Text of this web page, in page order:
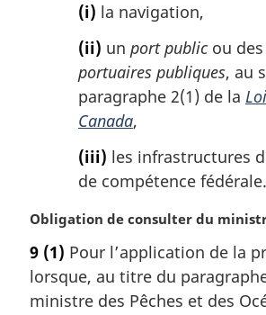
(i) la navigation,
(ii) un port publicou des
portuaires publiques, au
paragraphe 2(1) de la
Canada,
(iii) les infrastructures
de compétence fédérale.
N
t
e
m
Obligation de consulter du
9 (1) Pour l’application de la
lorsque, au titre du
ministre des Pêches et des